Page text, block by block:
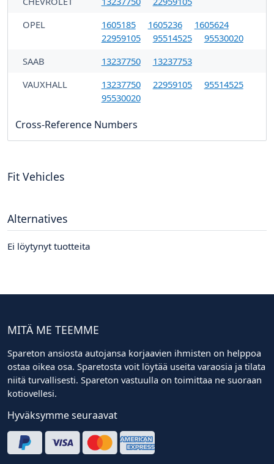
OPEL
1605185 1605236
1605624
22959105
95514525
95530020
SAAB
13237750
13237753
VAUXHALL
13237750 22959105
95514525
95530020
Cross-Reference Numbers
Fit Vehicles
Alternatives
Ei löytynyt tuotteita
MITÄ ME TEEMME
Spareton ansiosta autojansa korjaavien ihmisten on helppoa
ostaa oikea osa. Sparetosta voit löytää useita varaosia ja tilata
niitä turvallisesti. Spareton vastuulla on toimittaa ne suoraan
kotiovellesi.
Hyväksymme seuraavat